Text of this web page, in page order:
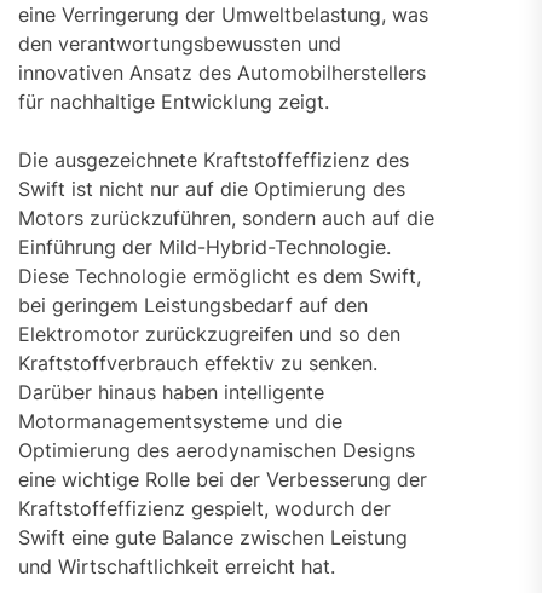
eine Verringerung der Umweltbelastung, was
den verantwortungsbewussten und
innovativen Ansatz des Automobilherstellers
für nachhaltige Entwicklung zeigt.
Die ausgezeichnete Kraftstoffeffizienz des
Swift ist nicht nur auf die Optimierung des
Motors zurückzuführen, sondern auch auf die
Einführung der Mild-Hybrid-Technologie.
Diese Technologie ermöglicht es dem Swift,
bei geringem Leistungsbedarf auf den
Elektromotor zurückzugreifen und so den
Kraftstoffverbrauch effektiv zu senken.
Darüber hinaus haben intelligente
Motormanagementsysteme und die
Optimierung des aerodynamischen Designs
eine wichtige Rolle bei der Verbesserung der
Kraftstoffeffizienz gespielt, wodurch der
Swift eine gute Balance zwischen Leistung
und Wirtschaftlichkeit erreicht hat.